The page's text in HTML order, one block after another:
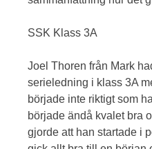
SSK Klass 3A
Joel Thoren från Mark
serieledning i klass 3A
började inte riktigt som
började ändå kvalet bra
gjorde att han startade i